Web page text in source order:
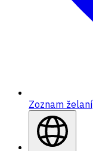
Zoznam želaní